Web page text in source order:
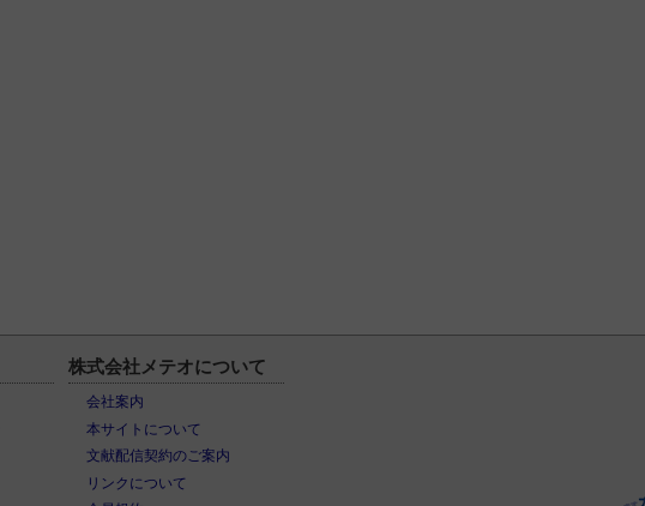
株式会社メテオについて
会社案内
本サイトについて
文献配信契約のご案内
リンクについて